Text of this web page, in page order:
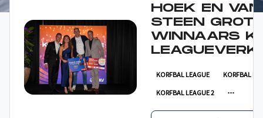
HOEK EN VAN
STEEN
WINNAARS
KORFBAL LEAGUE KORFBAL
KORFBAL LEAGUE 2